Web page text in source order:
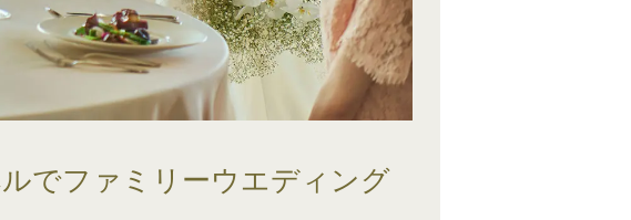
でファミリーウエディング